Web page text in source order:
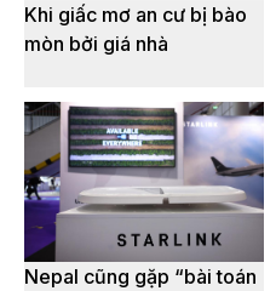
Khi giấc mơ an cư bị bào
mòn bởi giá nhà
Nepal cũng gặp “bài toán